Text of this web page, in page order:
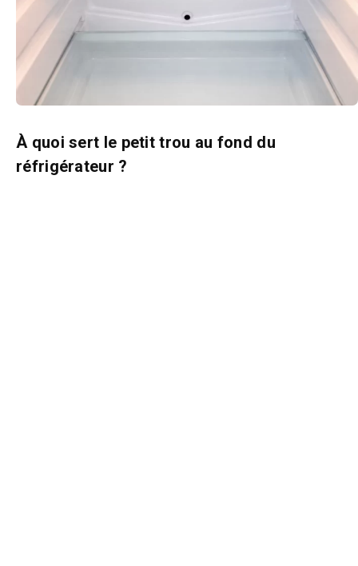
À quoi sert le petit trou au fond du
réfrigérateur ?